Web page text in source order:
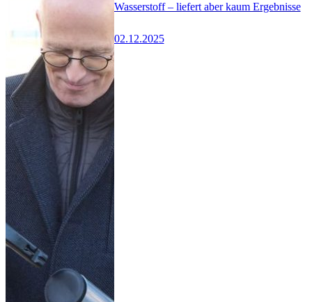
Wasserstoff – liefert aber kaum Ergebnisse
02.12.2025